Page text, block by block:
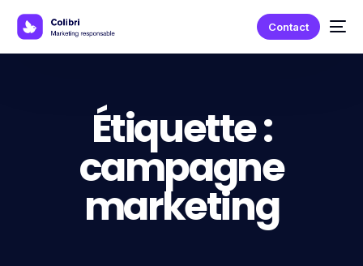
Contact
Étiquette :
campagne
marketing